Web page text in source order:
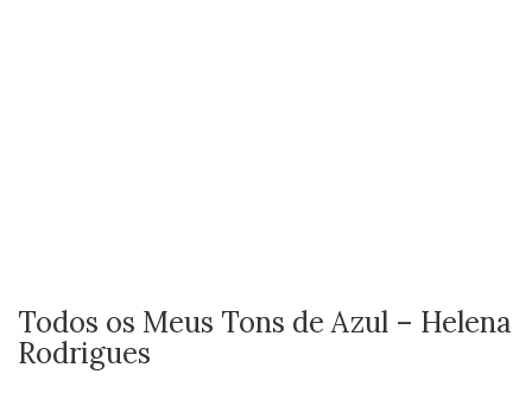
Todos os Meus Tons de Azul – Helena
Rodrigues